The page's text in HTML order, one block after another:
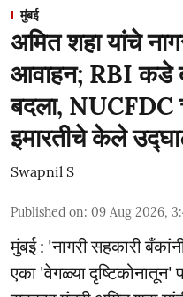
मुंबई
अमित शहा यांचे
आवाहन; RBI कडे
बदला, NUCFDC
इमारतीचे केले
Swapnil S
Published on: 09 Aug 2026,
मुंबई : 'नागरी सहकारी
एका 'वेगळ्या